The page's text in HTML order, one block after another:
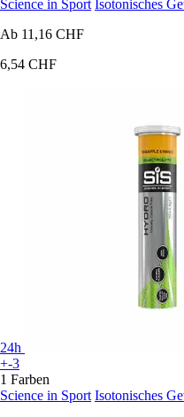
Science in Sport Isotonisches
Ab 11,16 CHF
6,54 CHF
24h
+-3
1 Farben
Science in Sport Isotonisches